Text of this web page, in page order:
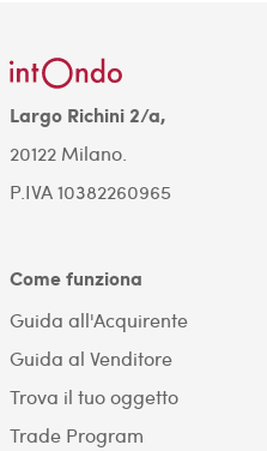
Largo Richini 2/a,
20122 Milano.
P.IVA 10382260965
Come funziona
Guida all'Acquirente
Guida al Venditore
Trova il tuo oggetto
Trade Program